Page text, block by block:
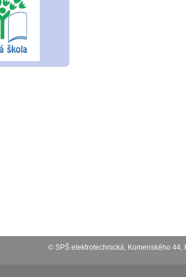
© SPŠ elektrotechnická, Komenského